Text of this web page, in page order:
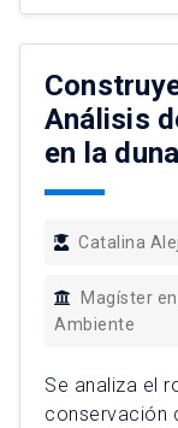
y las
asociadas al
hipótesis que
Análisis
en la
Catalina
Magíster
Ambiente
Se analiza el
conservación